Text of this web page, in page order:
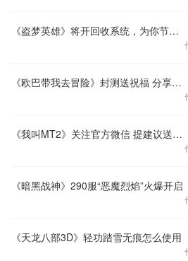
《盗梦英雄》将开回收系统，为你节约每一分资源
《欧巴带我去冒险》封测送祝福 分享截图
《我叫MT2》关注官方微信 提建议送符石
《暗黑战神》290服“恶魔烈焰”火爆开启
《天龙八部3D》轻功踏雪无痕怎么使用